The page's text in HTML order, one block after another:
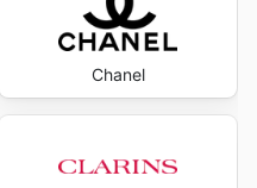
Chanel